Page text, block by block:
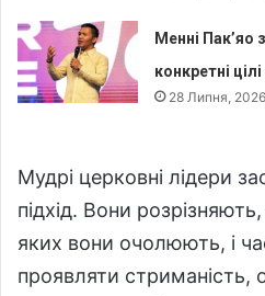
Менні Пак’яо
конкретні
28 Липня,
Мудрі церковні лідери
підхід. Вони
яких вони очолюють, і
проявляти стриманість,